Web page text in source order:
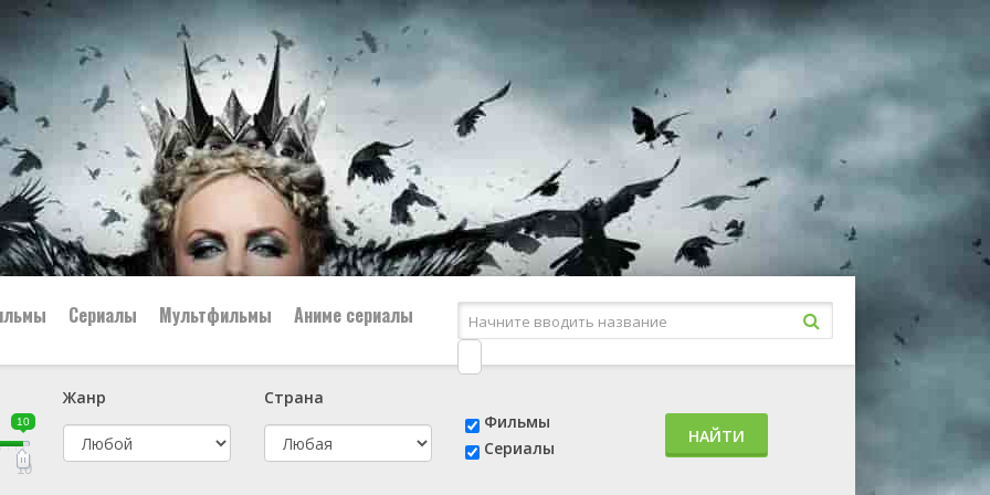
👨‍✈️ Военный
🕵️‍♂️ Детектив
Сериалы Мультфильмы Аниме сериалы
10
10
Жанр
Страна
Фильмы
Сериалы
НАЙТИ